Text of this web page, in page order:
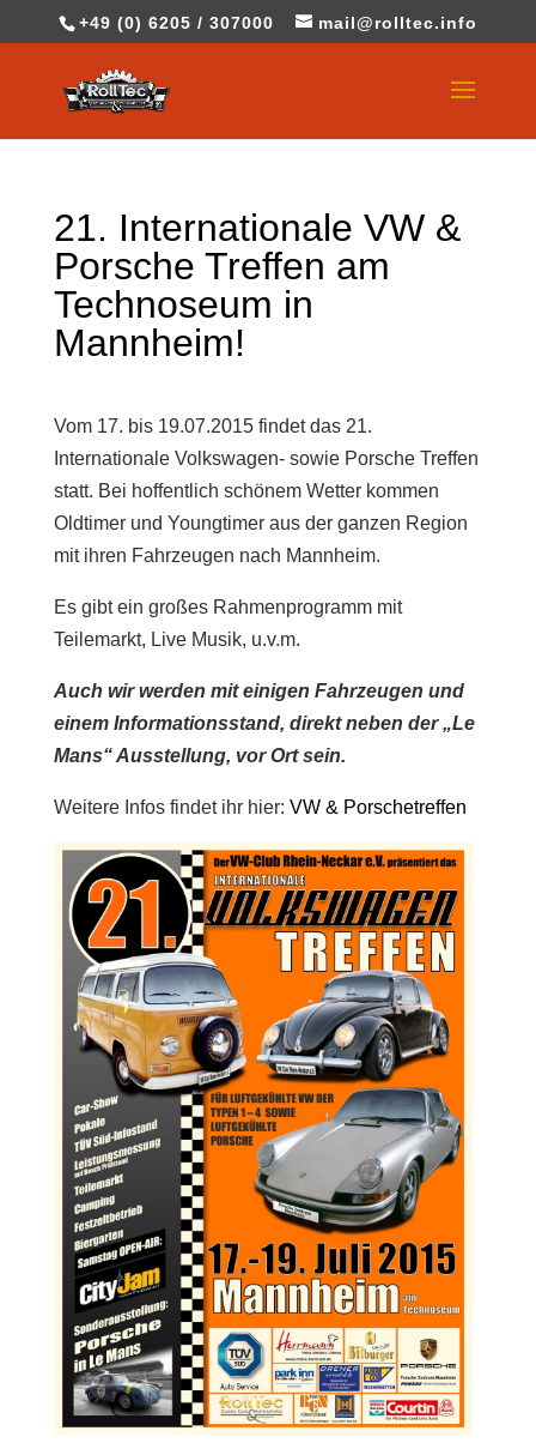
+49 (0) 6205 / 307000 mail@rolltec.info
21. Internationale VW &
Porsche Treffen am
Technoseum in
Mannheim!
Vom 17. bis 19.07.2015 findet das 21.
Internationale Volkswagen- sowie Porsche Treffen
statt. Bei hoffentlich schönem Wetter kommen
Oldtimer und Youngtimer aus der ganzen Region
mit ihren Fahrzeugen nach Mannheim.
Es gibt ein großes Rahmenprogramm mit
Teilemarkt, Live Musik, u.v.m.
Auch wir werden mit einigen Fahrzeugen und
einem Informationsstand, direkt neben der „Le
Mans“ Ausstellung, vor Ort sein.
Weitere Infos findet ihr hier: VW & Porschetreffen